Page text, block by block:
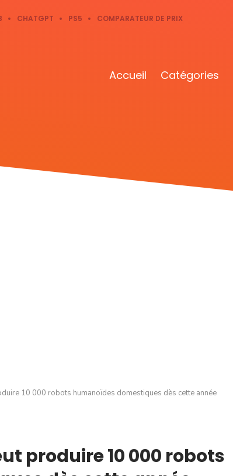
CHATGPT PS5 COMPARATEUR DE PRIX
Accueil Catégories
10 000 robots humanoïdes domestiques dès cette année
produire 10 000 robots